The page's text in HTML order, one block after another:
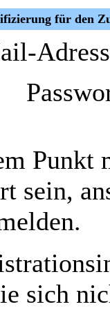
für den
Punkt
sein,
sich